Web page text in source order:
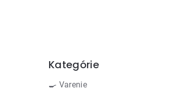
Preskočiť
Kategórie
🍳 Varenie